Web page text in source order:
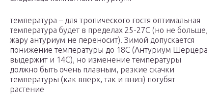
температура – для тропического гостя оптимальная
температура будет в пределах 25-27С (но не больше,
жару антуриум не переносит). Зимой допускается
понижение температуры до 18С (Антуриум Шерцера
выдержит и 14С), но изменение температуры
должно быть очень плавным, резкие скачки
температуры (как вверх, так и вниз) погубят
растение